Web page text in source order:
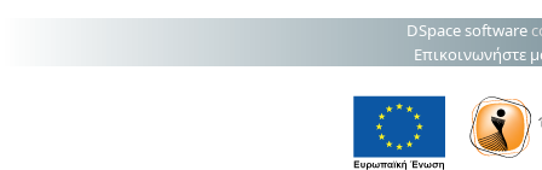
DSpace software
Επικοινωνήστε